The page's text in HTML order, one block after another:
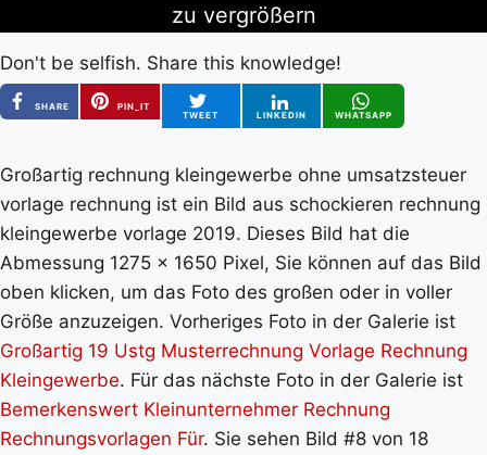
zu vergrößern
Don't be selfish. Share this knowledge!
SHARE
PIN_IT
TWEET
LINKEDIN WHATSAPP
Großartig rechnung kleingewerbe ohne umsatzsteuer
vorlage rechnung ist ein Bild aus schockieren rechnung
kleingewerbe vorlage 2019. Dieses Bild hat die
Abmessung 1275 x 1650 Pixel, Sie können auf das Bild
oben klicken, um das Foto des großen oder in voller
Größe anzuzeigen. Vorheriges Foto in der Galerie ist
Großartig 19 Ustg Musterrechnung Vorlage Rechnung
Kleingewerbe. Für das nächste Foto in der Galerie ist
Bemerkenswert Kleinunternehmer Rechnung
Rechnungsvorlagen Für. Sie sehen Bild #8 von 18